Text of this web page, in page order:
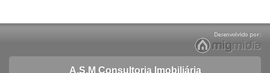
A.S.M Consultoria Imobiliária